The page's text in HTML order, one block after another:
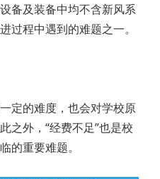
备及装备中均不含新风系
过程中遇到的难题之一。
定的难度，也会对学校原
之外，“经费不足”也是校
的重要难题。